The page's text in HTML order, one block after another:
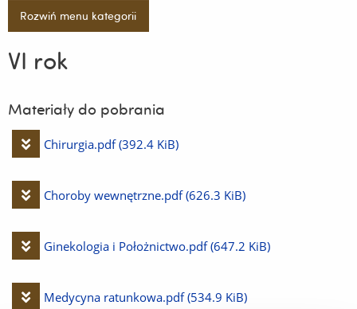
Rozwiń menu kategorii
VI rok
Materiały do pobrania
Pobierz
Chirurgia.pdf (392.4 KiB)
Pobierz
Choroby wewnętrzne.pdf (626.3 KiB)
Pobierz
Ginekologia i Położnictwo.pdf (647.2 KiB)
Pobierz
Medycyna ratunkowa.pdf (534.9 KiB)